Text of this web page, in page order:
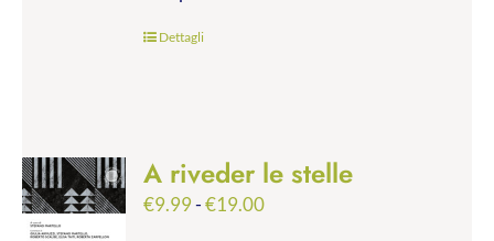
Dettagli
A riveder le stelle
€9.99-€19.00Fascia